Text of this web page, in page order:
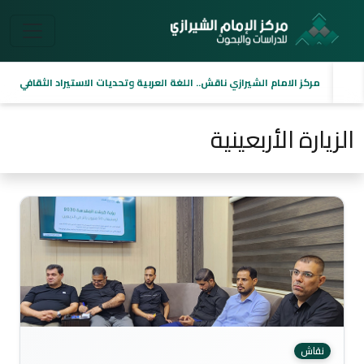
مركز الامام الشيرازي ناقش.. اللغة العربية وتحديات الاستيراد الثقافي
الزيارة الأربعينية
نقاش